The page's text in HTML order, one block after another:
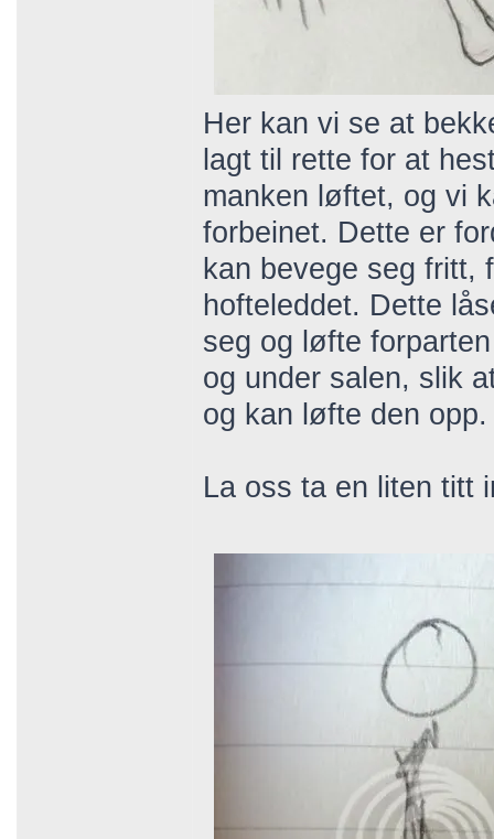
Her kan vi se at
lagt til rette for at
manken løftet, og vi
forbeinet. Dette er
kan bevege seg fritt,
hofteleddet. Dette
seg og løfte
og under salen, slik
og kan løfte den opp.
La oss ta en liten titt